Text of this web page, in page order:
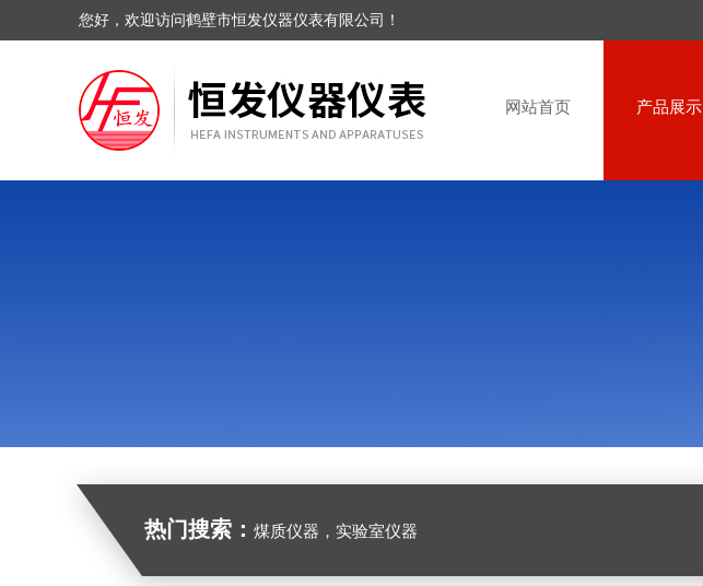
您好，欢迎访问鹤壁市恒发仪器仪表有限公司！
网站首页 产品展示
热门搜索： 煤质仪器，实验室仪器